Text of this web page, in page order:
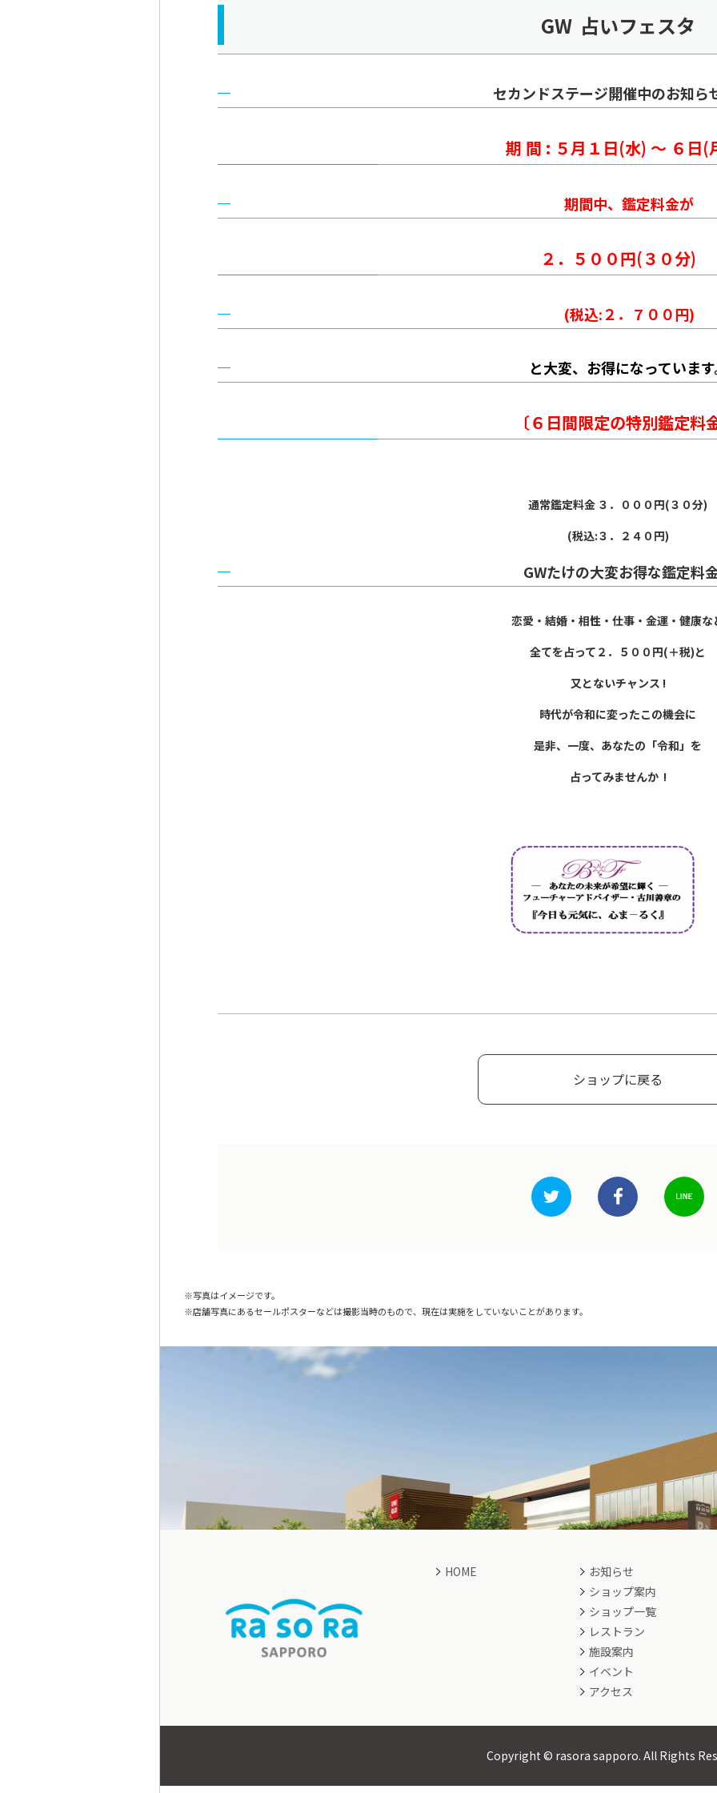
GW 占いフェスタ
セカンドステージ開催中のお知ら
期 間 : ５月１日(水) ～ ６日(
期間中、鑑定料金が
２．５００円(３０分)
(税込:２．７００円)
と大変、お得になっています
〔６日間限定の特別鑑定料
通常鑑定料金 ３．０００円(３０分)
(税込:３．２４０円)
GWたけの大変お得な鑑定料金
恋愛・結婚・相性・仕事・金運・健康な
全てを占って２．５００円(＋税)と
又とないチャンス !
時代が令和に変ったこの機会に
是非、一度、あなたの「令和」を
占ってみませんか !
ショップに戻る
写真はイメージです。
店舗写真にあるセールポスターなどは撮影当時のもので、現在は実施をしていないことがあります。
HOME
お知らせ
ショップ案内
ショップ一覧
レストラン
施設案内
イベント
アクセス
Copyright © rasora sapporo. All Rights